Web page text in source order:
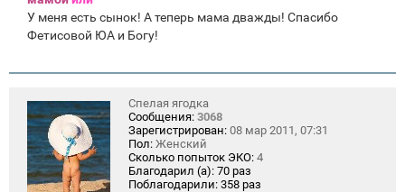
У меня есть сынок! А теперь мама дважды! Спасибо
Фетисовой ЮА и Богу!
Спелая ягодка
Сообщения: 3068
Зарегистрирован: 08 мар 2011, 07:31
Пол: Женский
Сколько попыток ЭКО: 4
Благодарил (а): 70 раз
Поблагодарили: 358 раз